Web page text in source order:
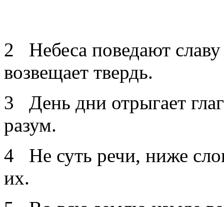
2 Небеса поведают
возвещает твердь.
3 День дни отрыгает
разум.
4 Не суть речи, ниже
их.